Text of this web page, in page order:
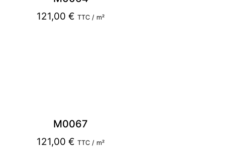
121,00€ TTC / m²
M0067
121,00€ TTC / m²